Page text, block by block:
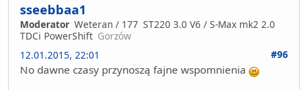
sseebbaa1
Moderator Weteran / 177 ST220 3.0 V6 / S-Max mk2 2.0
TDCi PowerShift Gorzów
12.01.2015, 22:01
#96
No dawne czasy przynoszą fajne wspomnienia